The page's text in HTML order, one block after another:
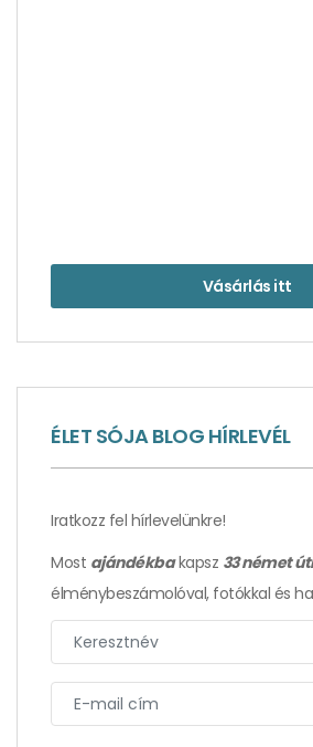
Vásárlás itt
ÉLET SÓJA BLOG HÍRLEVÉL
Iratkozz fel hírlevelünkre!
Most ajándékbakapsz 33 német
élménybeszámolóval, fotókkal és